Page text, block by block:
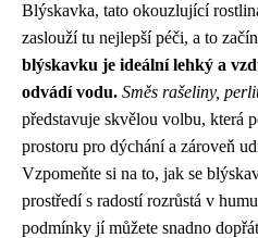
Blýskavka, tato okouzlující
zaslouží tu nejlepší péči, a to
blýskavku je ideální lehký a
odvádí vodu. Směs rašeliny,
představuje skvělou volbu, která
prostoru pro dýchání a zároveň
Vzpomeňte si na to, jak se
prostředí s radostí rozrůstá v
podmínky jí můžete snadno